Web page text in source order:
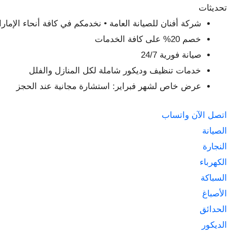
التجاوز
المحتوى
تحديثات
شركة أفنان للصيانة العامة • نخدمكم في كافة أنحاء
خصم 20% على كافة الخدمات
صيانة فورية 24/7
خدمات تنظيف وديكور شاملة لكل المنازل والفلل
عرض خاص لشهر فبراير: استشارة مجانية عند الحجز
اتصل الآن واتساب
الصيانة
النجارة
الكهرباء
السباكة
الأصباغ
الحدائق
الديكور